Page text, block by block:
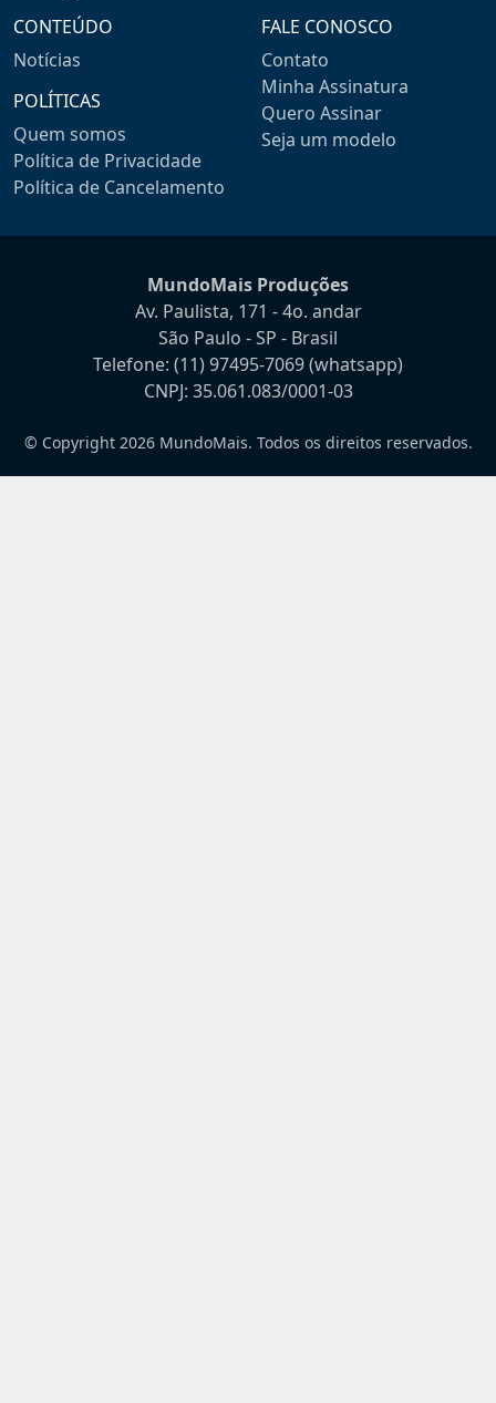
CONTEÚDO
Notícias
POLÍTICAS
Quem somos
Política de Privacidade
Política de Cancelamento
FALE CONOSCO
Contato
Minha Assinatura
Quero Assinar
Seja um modelo
MundoMais Produções
Av. Paulista, 171 - 4o. andar
São Paulo - SP - Brasil
Telefone: (11) 97495-7069(whatsapp)
CNPJ: 35.061.083/0001-03
© Copyright 2026 MundoMais. Todos os direitos reservados.